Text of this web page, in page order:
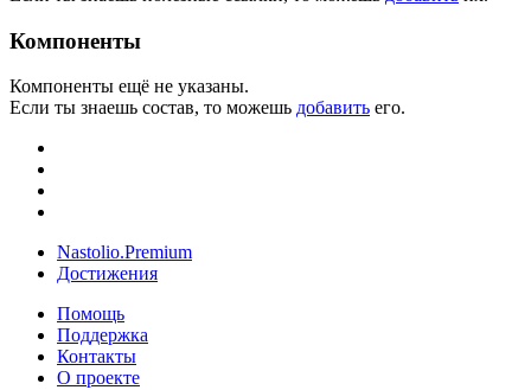
Компоненты
Компоненты ещё не указаны.
Если ты знаешь состав, то можешь добавить его.
Nastolio.Premium
Достижения
Помощь
Поддержка
Контакты
О проекте